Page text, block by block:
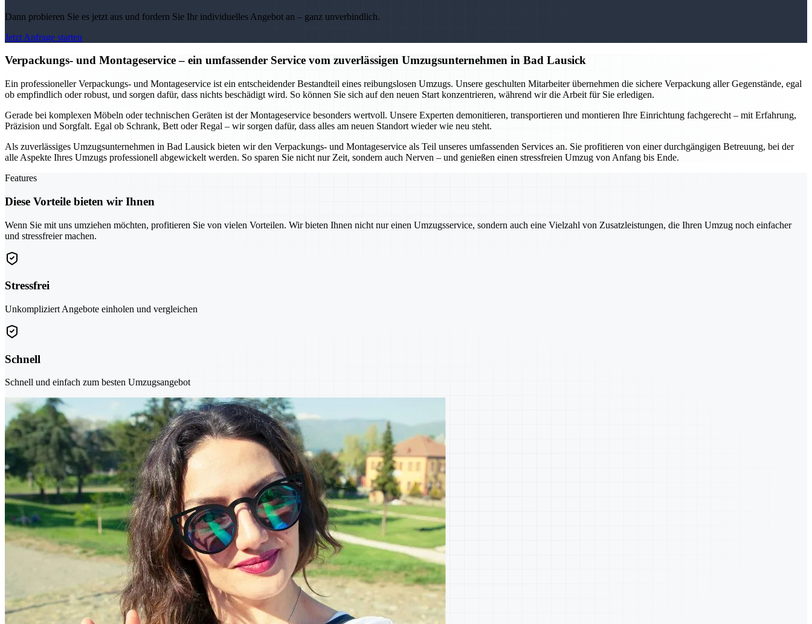
Dann probieren Sie es jetzt aus und fordern Sie Ihr individuelles Angebot an – ganz unverbindlich.
Jetzt Anfrage starten
Verpackungs- und Montageservice – ein umfassender Service vom zuverlässigen Umzugsunternehmen in Bad Lausick
Ein professioneller Verpackungs- und Montageservice ist ein entscheidender Bestandteil eines reibungslosen Umzugs. Unsere geschulten Mitarbeiter übernehmen die sichere Verpackung aller Gegenstände, egal
ob empfindlich oder robust, und sorgen dafür, dass nichts beschädigt wird. So können Sie sich auf den neuen Start konzentrieren, während wir die Arbeit für Sie erledigen.
Gerade bei komplexen Möbeln oder technischen Geräten ist der Montageservice besonders wertvoll. Unsere Experten demonitieren, transportieren und montieren Ihre Einrichtung fachgerecht – mit Erfahrung,
Präzision und Sorgfalt. Egal ob Schrank, Bett oder Regal – wir sorgen dafür, dass alles am neuen Standort wieder wie neu steht.
Als zuverlässiges Umzugsunternehmen in Bad Lausick bieten wir den Verpackungs- und Montageservice als Teil unseres umfassenden Services an. Sie profitieren von einer durchgängigen Betreuung, bei der
alle Aspekte Ihres Umzugs professionell abgewickelt werden. So sparen Sie nicht nur Zeit, sondern auch Nerven – und genießen einen stressfreien Umzug von Anfang bis Ende.
Features
Diese Vorteile bieten wir Ihnen
Wenn Sie mit uns umziehen möchten, profitieren Sie von vielen Vorteilen. Wir bieten Ihnen nicht nur einen Umzugsservice, sondern auch eine Vielzahl von Zusatzleistungen, die Ihren Umzug noch einfacher
und stressfreier machen.
Stressfrei
Unkompliziert Angebote einholen und vergleichen
Schnell
Schnell und einfach zum besten Umzugsangebot